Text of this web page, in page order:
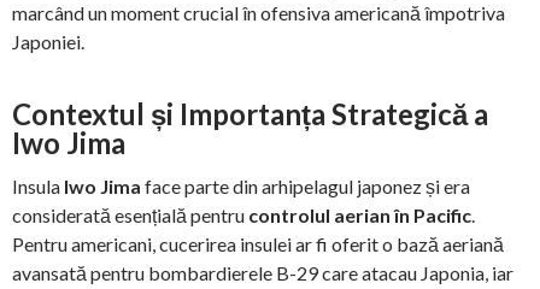
marcând un moment crucial în ofensiva americană împotriva
Japoniei.
Contextul și Importanța Strategică a
Iwo Jima
Insula Iwo Jima face parte din arhipelagul japonez și era
considerată esențială pentru controlul aerian în Pacific.
Pentru americani, cucerirea insulei ar fi oferit o bază aeriană
avansată pentru bombardierele B-29 care atacau Japonia, iar